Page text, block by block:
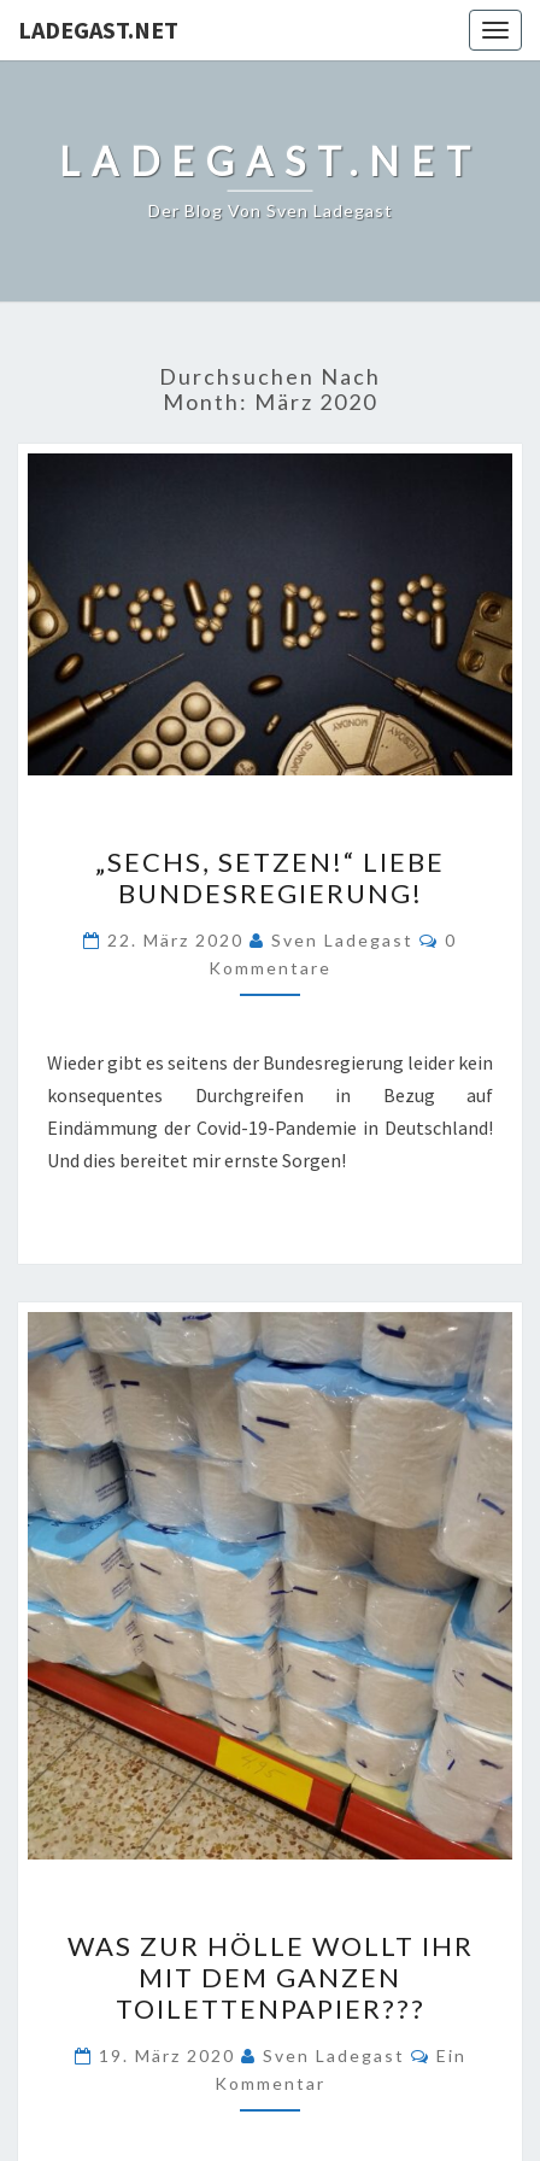
LADEGAST.NET
LADEGAST.NET
Der Blog Von Sven Ladegast
Durchsuchen Nach
Month: März 2020
SETZEN!“
LIEBE
BUNDESREGIERUNG!
„SECHS, SETZEN!“ LIEBE
BUNDESREGIERUNG!
22. März 2020 Sven Ladegast
0
Kommentare
Wieder gibt es seitens der Bundesregierung leider kein
konsequentes Durchgreifen in Bezug auf
Eindämmung der Covid-19-Pandemie in Deutschland!
Und dies bereitet mir ernste Sorgen!
ZUR
HÖLLE
WOLLT
IHR
MIT
DEM
WAS ZUR HÖLLE WOLLT IHR
MIT DEM GANZEN
TOILETTENPAPIER???
19. März 2020 Sven Ladegast
Ein
Kommentar